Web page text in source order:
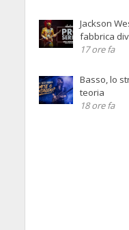
Jackson
fabbrica
17 ore fa
Basso, lo
teoria
18 ore fa